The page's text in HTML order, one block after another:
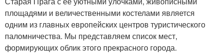
площадями и величественными костелами является
одним из главных европейских центров туристического
паломничества. Мы представляем список мест,
формирующих облик этого прекрасного города.